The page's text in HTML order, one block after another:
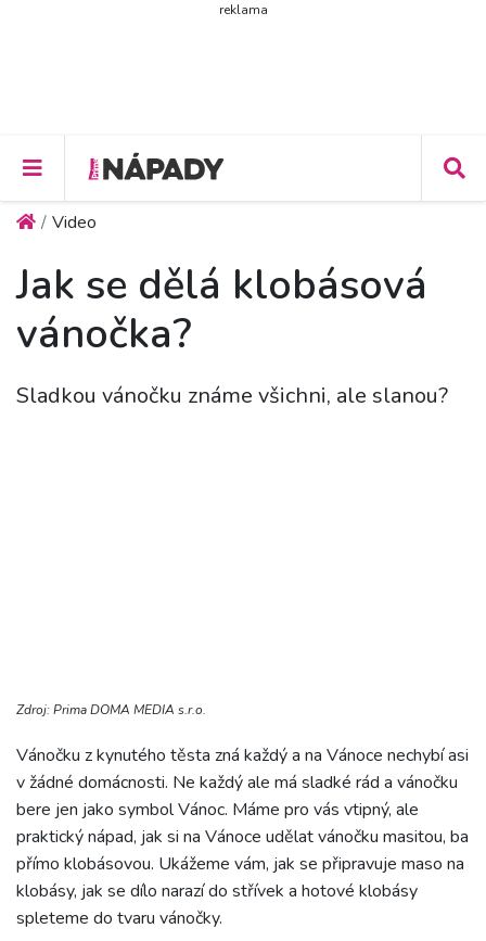
reklama
Video
Jak se dělá klobásová
vánočka?
Sladkou vánočku známe všichni, ale slanou?
Zdroj: Prima DOMA MEDIA s.r.o.
Vánočku z kynutého těsta zná každý a na Vánoce nechybí asi
v žádné domácnosti. Ne každý ale má sladké rád a vánočku
bere jen jako symbol Vánoc. Máme pro vás vtipný, ale
praktický nápad, jak si na Vánoce udělat vánočku masitou, ba
přímo klobásovou. Ukážeme vám, jak se připravuje maso na
klobásy, jak se dílo narazí do střívek a hotové klobásy
spleteme do tvaru vánočky.